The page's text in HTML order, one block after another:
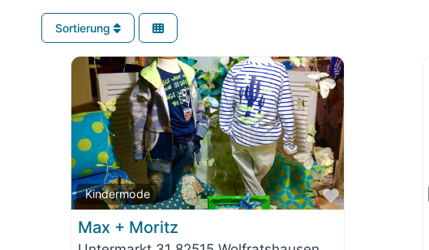
Sortierung
Kindermode
Favorit
Max + Moritz